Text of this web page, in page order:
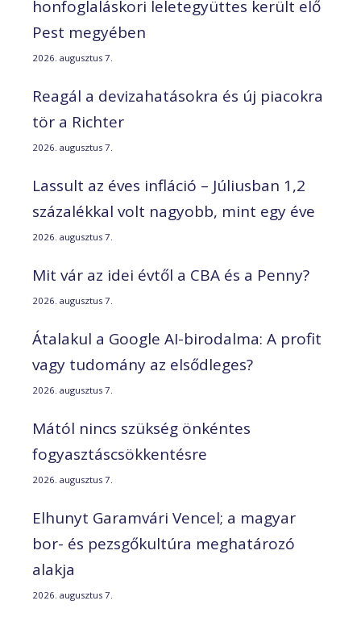
honfoglaláskori leletegyüttes került elő
Pest megyében
2026. augusztus 7.
Reagál a devizahatásokra és új piacokra
tör a Richter
2026. augusztus 7.
Lassult az éves infláció – Júliusban 1,2
százalékkal volt nagyobb, mint egy éve
2026. augusztus 7.
Mit vár az idei évtől a CBA és a Penny?
2026. augusztus 7.
Átalakul a Google AI-birodalma: A profit
vagy tudomány az elsődleges?
2026. augusztus 7.
Mától nincs szükség önkéntes
fogyasztáscsökkentésre
2026. augusztus 7.
Elhunyt Garamvári Vencel; a magyar
bor- és pezsgőkultúra meghatározó
alakja
2026. augusztus 7.